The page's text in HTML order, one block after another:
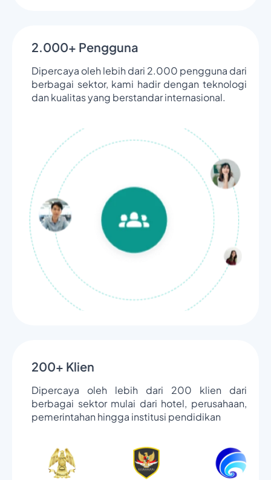
2.000+ Pengguna
Dipercaya oleh lebih dari 2.000 pengguna dari
berbagai sektor, kami hadir dengan teknologi
dan kualitas yang berstandar internasional.
200+ Klien
Dipercaya oleh lebih dari 200 klien dari
berbagai sektor mulai dari hotel, perusahaan,
pemerintahan hingga institusi pendidikan